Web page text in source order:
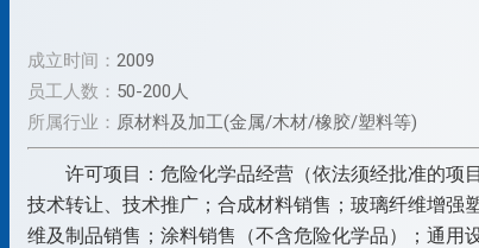
成立时间： 2009
员工人数： 50-200人
所属行业： 原材料及加工(金属/木材/橡胶/塑料等)
许可项目：危险化学品经营（依法须经批准的项
技术转让、技术推广；合成材料销售；玻璃纤维增强
维及制品销售；涂料销售（不含危险化学品）；通用